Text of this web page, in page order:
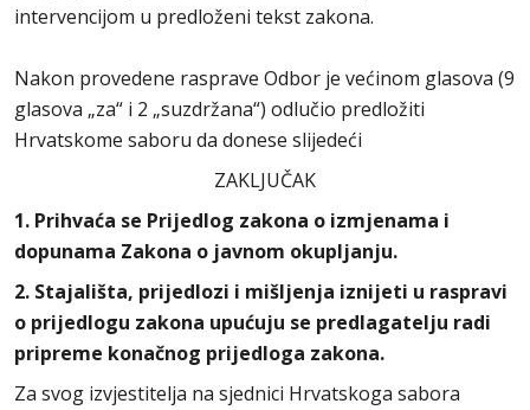
intervencijom u predloženi tekst zakona.
Nakon provedene rasprave Odbor je većinom glasova (9
glasova „za“ i 2 „suzdržana“) odlučio predložiti
Hrvatskome saboru da donese slijedeći
ZAKLJUČAK
1. Prihvaća se Prijedlog zakona o izmjenama i
dopunama Zakona o javnom okupljanju.
2. Stajališta, prijedlozi i mišljenja iznijeti u raspravi
o prijedlogu zakona upućuju se predlagatelju radi
pripreme konačnog prijedloga zakona.
Za svog izvjestitelja na sjednici Hrvatskoga sabora